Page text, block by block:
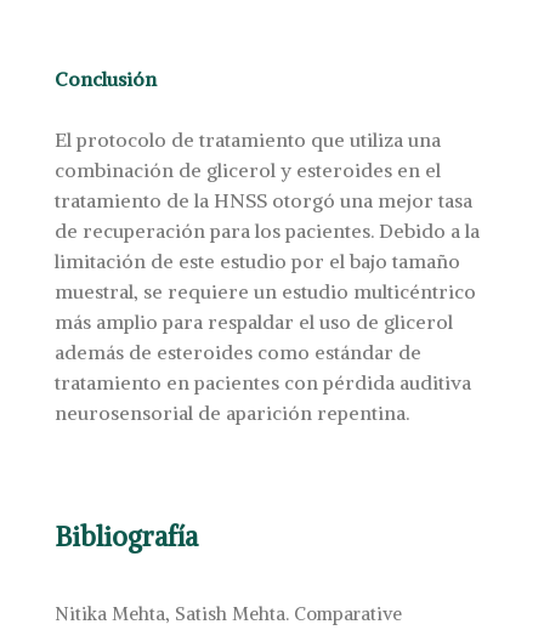
Conclusión
El protocolo de tratamiento que utiliza una
combinación de glicerol y esteroides en el
tratamiento de la HNSS otorgó una mejor tasa
de recuperación para los pacientes. Debido a la
limitación de este estudio por el bajo tamaño
muestral, se requiere un estudio multicéntrico
más amplio para respaldar el uso de glicerol
además de esteroides como estándar de
tratamiento en pacientes con pérdida auditiva
neurosensorial de aparición repentina.
Bibliografía
Nitika Mehta, Satish Mehta. Comparative